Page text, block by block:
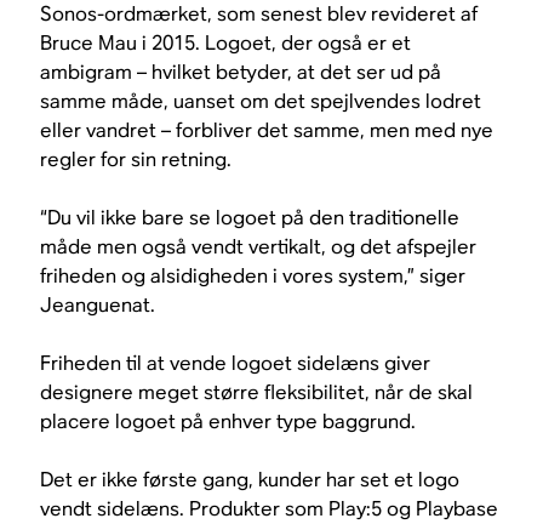
Sonos-ordmærket, som senest blev revideret af
Bruce Mau i 2015. Logoet, der også er et
ambigram – hvilket betyder, at det ser ud på
samme måde, uanset om det spejlvendes lodret
eller vandret – forbliver det samme, men med nye
regler for sin retning.
“Du vil ikke bare se logoet på den traditionelle
måde men også vendt vertikalt, og det afspejler
friheden og alsidigheden i vores system,” siger
Jeanguenat.
Friheden til at vende logoet sidelæns giver
designere meget større fleksibilitet, når de skal
placere logoet på enhver type baggrund.
Det er ikke første gang, kunder har set et logo
vendt sidelæns. Produkter som Play:5 og Playbase